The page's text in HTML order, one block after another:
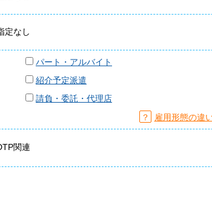
定なし
パート・アルバイト
紹介予定派遣
請負・委託・代理店
？ 雇用形態の違
関連